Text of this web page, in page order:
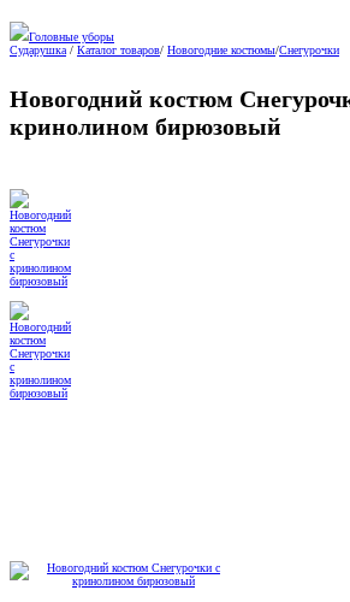
Головные уборы
Сударушка / Каталог товаров/ Новогодние костюмы/Снегурочки
Новогодний костюм
кринолином бирюзовый